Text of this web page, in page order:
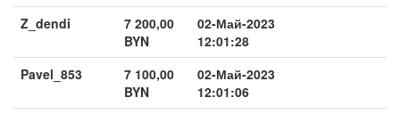
Z_dendi
7 200,00
BYN
02-Май-2023
12:01:28
Pavel_853
7 100,00
BYN
02-Май-2023
12:01:06